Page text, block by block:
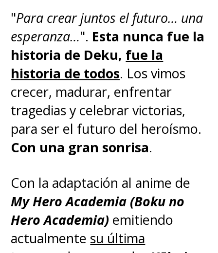
años rescatar este trabajo en
una lucha a capa y espada que
finalmente consiguió una
victoria.
A 60 años de su aparición, la
adaptación de "Los Tres
Mosqueteros" dibujada por
Del Castillo será publicada
por primera vez en español en
un "integral" que reunirá las
tres historias firmadas por el
historietista penquista,
correspondientes a "Los Tres
"Para crear juntos el futuro… una
esperanza…". Esta nunca fue la
historia de Deku, fue la
historia de todos. Los vimos
crecer, madurar, enfrentar
tragedias y celebrar victorias,
para ser el futuro del heroísmo.
Con una gran sonrisa.
Con la adaptación al anime de
My Hero Academia (Boku no
Hero Academia) emitiendo
actualmente su última